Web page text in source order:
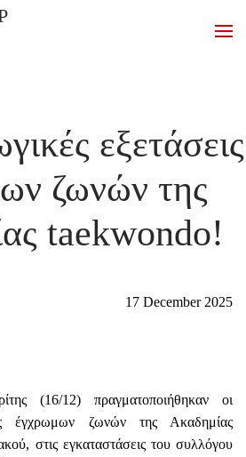
εξετάσεις
ζωνών της
taekwondo!
17 December 2025
(16/12) πραγματοποιήθηκαν οι
έγχρωμων ζωνών της Ακαδημίας
στις εγκαταστάσεις του συλλόγου